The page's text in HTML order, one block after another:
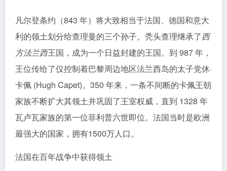
凡尔登条约（843 年）将大致相当于法国、德国和意大
利的领土划分给查理曼的三个孙子。秃头查理继承了西
方法兰西王国，成为一个日益封建的王国。到 987 年，
王位传给了仅控制着巴黎周边地区法兰西岛的太子党休·
卡佩 (Hugh Capet)。350 年来，一条不间断的卡佩王朝
家族不断扩大其领土并巩固了王室权威，直到 1328 年
瓦卢瓦家族的第一位菲利普六世即位。法国当时是欧洲
最强大的国家，拥有1500万人口。
法国在百年战争中获得领土